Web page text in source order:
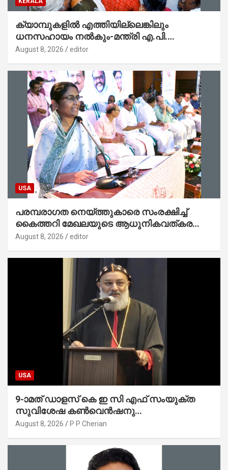
ക്യാമ്പുകളിൽ എത്തിയില്ലെങ്കിലും
ധനസഹായം നൽകും-മന്ത്രി എ.പി.
അനിൽകുമാർ
August 8, 2026 editor
USA
പരമ്പരാഗത നെയ്ത്തുകാരെ സംരക്ഷിച്ച്
കൈത്തറി മേഖലയുടെ ആധുനികവത്കരണം
സാധ്യമാക്കും : ഡെപ്യൂട്ടി സ്പീക്കർ
August 8, 2026 editor
USA
9-ാമത് ഡാളസ് കെ ഇ സി എഫ് സംയുക്ത
സുവിശേഷ കൺവെൻഷനു
പ്രാർത്ഥനാനിർഭരമായ തുടക്കം
August 8, 2026 P P Cherian